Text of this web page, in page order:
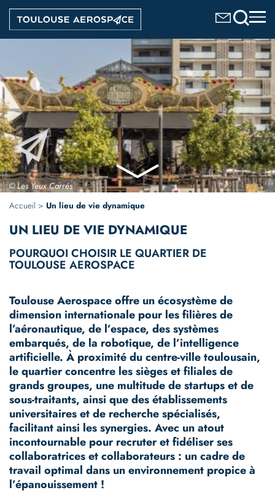
contenu
principal
© Les Yeux Carrés
Accueil
Un lieu de vie dynamique
UN LIEU DE VIE DYNAMIQUE
POURQUOI CHOISIR LE QUARTIER DE
TOULOUSE AEROSPACE
Toulouse Aerospace offre un écosystème de
dimension internationale pour les filières de
l’aéronautique, de l’espace, des systèmes
embarqués, de la robotique, de l’intelligence
artificielle. À proximité du centre-ville toulousain,
le quartier concentre les sièges et filiales de
grands groupes, une multitude de startups et de
sous-traitants, ainsi que des établissements
universitaires et de recherche spécialisés,
facilitant ainsi les synergies. Avec un atout
incontournable pour recruter et fidéliser ses
collaboratrices et collaborateurs : un cadre de
travail optimal dans un environnement propice à
l’épanouissement !